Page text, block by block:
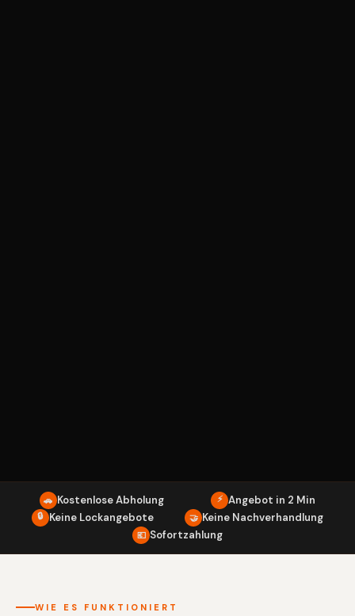
🚗 Kostenlose Abholung ⚡ Angebot in 2 Min
🔒 Keine Lockangebote 🤝 Keine Nachverhandlung
💶 Sofortzahlung
WIE ES FUNKTIONIERT